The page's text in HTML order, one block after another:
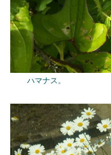
ハマナス。